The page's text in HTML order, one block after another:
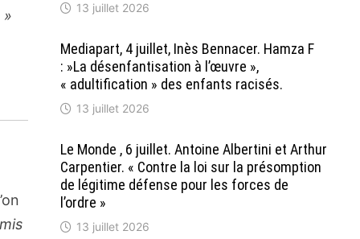
13 juillet 2026
Mediapart, 4 juillet, Inès Bennacer. Hamza F
: »La désenfantisation à l’œuvre »,
« adultification » des enfants racisés.
13 juillet 2026
Le Monde , 6 juillet. Antoine Albertini et Arthur
Carpentier. « Contre la loi sur la présomption
de légitime défense pour les forces de
l’ordre »
13 juillet 2026